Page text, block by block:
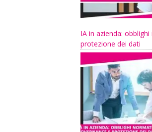
IA in azienda:
protezione dei dati